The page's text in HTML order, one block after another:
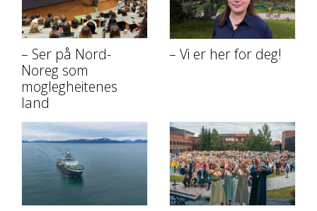
– Ser på Nord-
Noreg som
moglegheitenes
land
– Vi er her for deg!